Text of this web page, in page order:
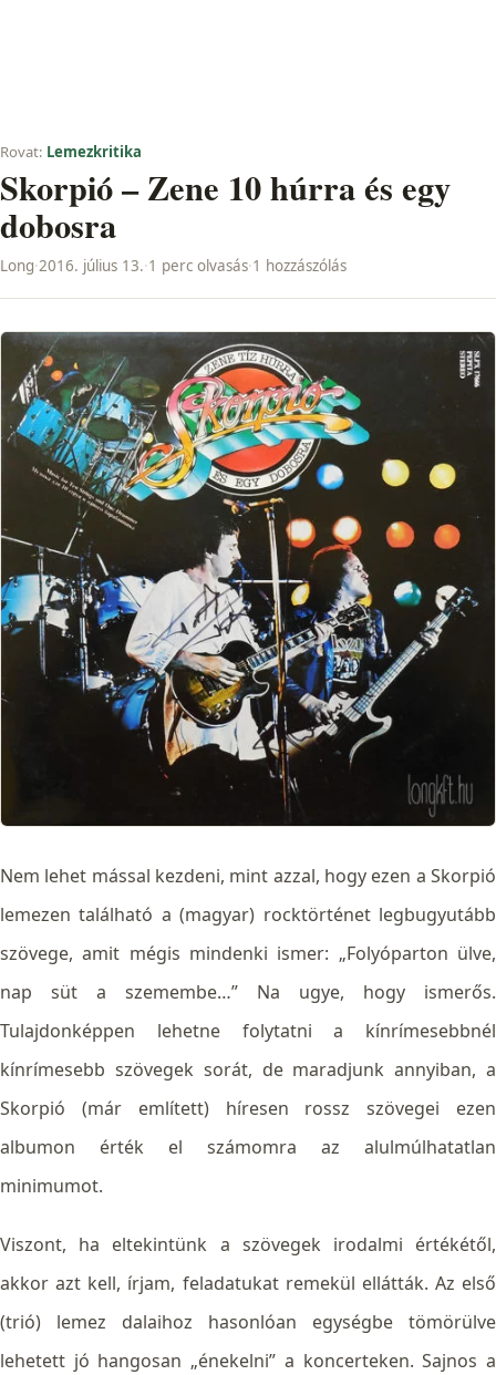
Rovat: Lemezkritika
Skorpió – Zene 10 húrra és egy
dobosra
Long·2016. július 13.·1 perc olvasás·1 hozzászólás
Nem lehet mással kezdeni, mint azzal, hogy ezen a Skorpió
lemezen található a (magyar) rocktörténet legbugyutább
szövege, amit mégis mindenki ismer: „Folyóparton ülve,
nap süt a szemembe…” Na ugye, hogy ismerős.
Tulajdonképpen lehetne folytatni a kínrímesebbnél
kínrímesebb szövegek sorát, de maradjunk annyiban, a
Skorpió (már említett) híresen rossz szövegei ezen
albumon érték el számomra az alulmúlhatatlan
minimumot.
Viszont, ha eltekintünk a szövegek irodalmi értékétől,
akkor azt kell, írjam, feladatukat remekül ellátták. Az első
(trió) lemez dalaihoz hasonlóan egységbe tömörülve
lehetett jó hangosan „énekelni” a koncerteken. Sajnos a